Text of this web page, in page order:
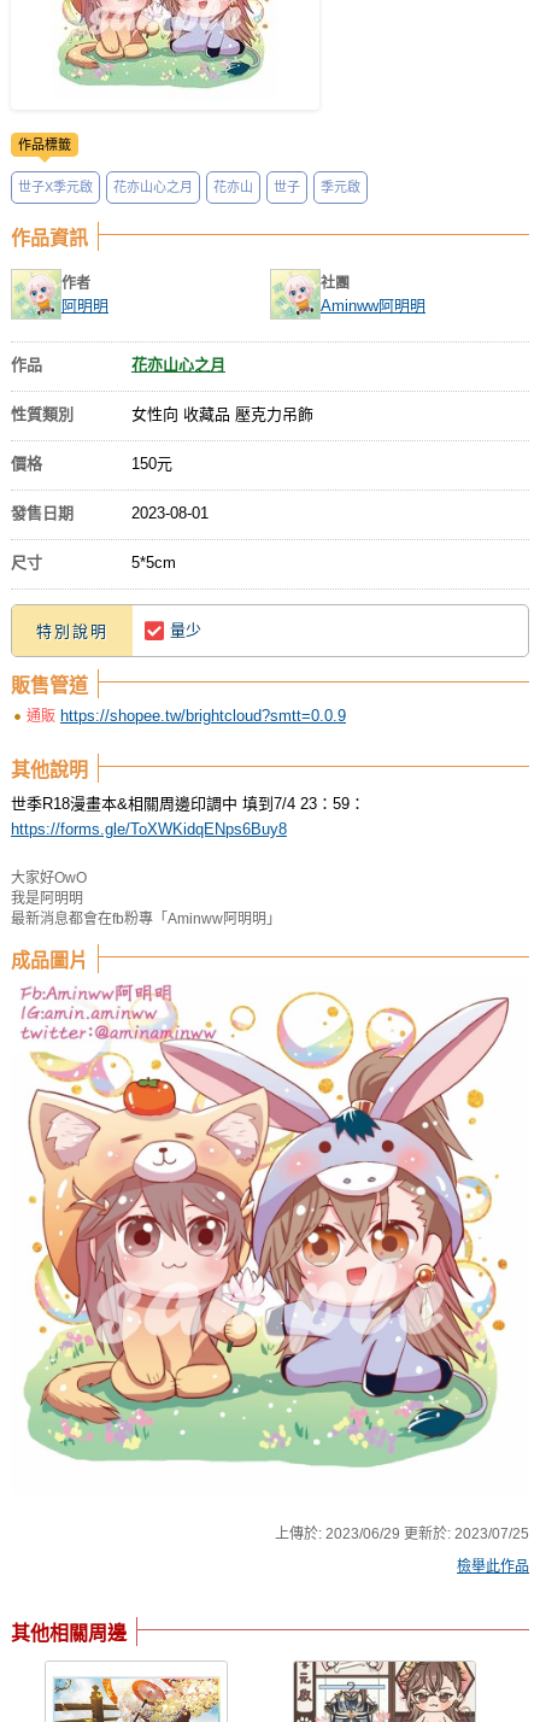
作品標籤
世子X季元啟 花亦山心之月 花亦山 世子 季元啟
作品資訊
作者
阿明明
社團
Aminww阿明明
作品 花亦山心之月
性質類別 女性向 收藏品 壓克力吊飾
價格 150元
發售日期 2023-08-01
尺寸 5*5cm
特別說明 量少
販售管道
通販 https://shopee.tw/brightcloud?smtt=0.0.9
其他說明
世季R18漫畫本&相關周邊印調中 填到7/4 23：59：
https://forms.gle/ToXWKidqENps6Buy8
大家好OwO
我是阿明明
最新消息都會在fb粉專「Aminww阿明明」
成品圖片
上傳於:2023/06/29 更新於:2023/07/25
檢舉此作品
其他相關周邊